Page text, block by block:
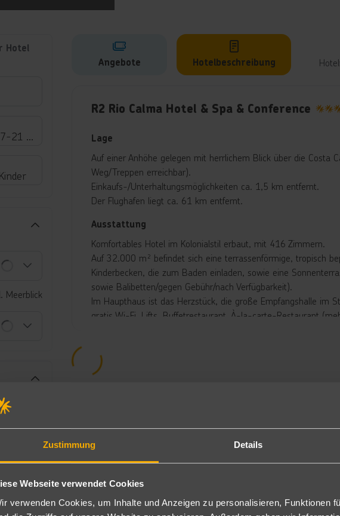
Zustimmung Details
Webseite verwendet Cookies
verwenden Cookies, um Inhalte und Anzeigen zu personalisieren, Funktionen
Hotel
7-21 Nächte
Meerblick
Angebote Hotelbeschreibung
R2 Rio Calma Hotel & Spa & Conference
Lage
Auf einer Anhöhe gelegen mit herrlichem Blick über die
Weg/Treppen erreichbar).
Einkaufs-/Unterhaltungsmöglichkeiten ca. 1,5 km entfernt.
Der Flughafen liegt ca. 61 km entfernt.
Ausstattung
Komfortables Hotel im Kolonialstil erbaut, mit 416 Zimmern.
Auf 32.000 m² befindet sich eine terrassenförmige, tropisch
Kinderbecken, die zum Baden einladen, sowie eine
sowie Balibetten/gegen Gebühr/nach Verfügbarkeit).
Im Haupthaus ist das Herzstück, die große Empfangshalle im
gratis Wi-Fi, Lifts, Buffetrestaurant, À-la-carte-Restaurant
LAGOON Beach Club:
Der im Jahr 2025 neu gestaltete LAGOON Beach Club, ein
Umgeben von tropischer Vegetation entsteht hier eine Oase
Liegeoptionen, darunter exklusive Balibetten und
paradiesischer Atmosphäre. Der moderne Loungebereich,
kulinarische Highlights. Wer Körper und Geist in Einklang
ausgestatteten Sportbereich, sondern auch Fitnessgeräte im
Ein Ort, an dem Lebensfreude auf Design trifft – modern,
Unterbringung